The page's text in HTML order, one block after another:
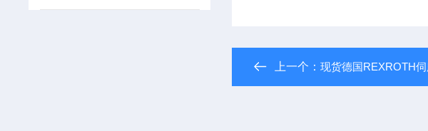
上一个：现货德国REXROTH